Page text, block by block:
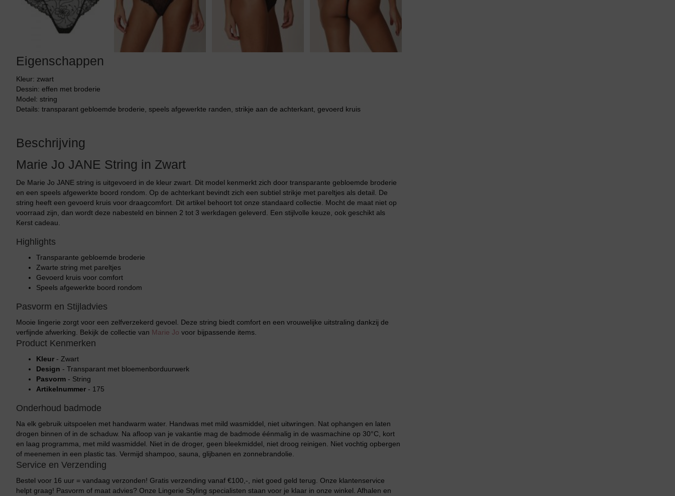
Eigenschappen
Kleur: zwart
Dessin: effen met broderie
Model: string
Details: transparant gebloemde broderie, speels afgewerkte randen, strikje aan de achterkant, gevoerd kruis
Beschrijving
Marie Jo JANE String in Zwart
De Marie Jo JANE string is uitgevoerd in de kleur zwart. Dit model kenmerkt zich door transparante gebloemde broderie
en een speels afgewerkte boord rondom. Op de achterkant bevindt zich een subtiel strikje met pareltjes als detail. De
string heeft een gevoerd kruis voor draagcomfort. Dit artikel behoort tot onze standaard collectie. Mocht de maat niet op
voorraad zijn, dan wordt deze nabesteld en binnen 2 tot 3 werkdagen geleverd. Een stijlvolle keuze, ook geschikt als
Kerst cadeau.
Highlights
Transparante gebloemde broderie
Zwarte string met pareltjes
Gevoerd kruis voor comfort
Speels afgewerkte boord rondom
Pasvorm en Stijladvies
Mooie lingerie zorgt voor een zelfverzekerd gevoel. Deze string biedt comfort en een vrouwelijke uitstraling dankzij de
verfijnde afwerking. Bekijk de collectie van Marie Jo voor bijpassende items.
Product Kenmerken
Kleur - Zwart
Design - Transparant met bloemenborduurwerk
Pasvorm - String
Artikelnummer - 175
Onderhoud badmode
Na elk gebruik uitspoelen met handwarm water. Handwas met mild wasmiddel, niet uitwringen. Nat ophangen en laten
drogen binnen of in de schaduw. Na afloop van je vakantie mag de badmode éénmalig in de wasmachine op 30°C, kort
en laag programma, met mild wasmiddel. Niet in de droger, geen bleekmiddel, niet droog reinigen. Niet vochtig opbergen
of meenemen in een plastic tas. Vermijd shampoo, sauna, glijbanen en zonnebrandolie.
Service en Verzending
Bestel voor 16 uur = vandaag verzonden! Gratis verzending vanaf €100,-, niet goed geld terug. Onze klantenservice
helpt graag! Pasvorm of maat advies? Onze Lingerie Styling specialisten staan voor je klaar in onze winkel. Afhalen en
Body